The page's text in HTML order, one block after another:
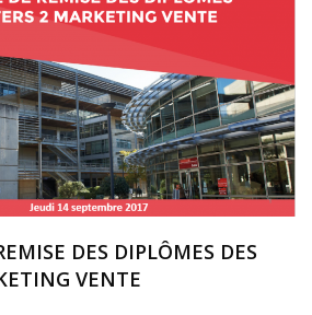
DES DIPLÔMES DES
VENTE